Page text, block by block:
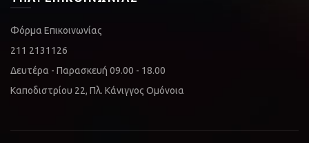
Φόρμα Επικοινωνίας
211 2131126
Δευτέρα - Παρασκευή 09.00 - 18.00
Καποδιστρίου 22, Πλ. Κάνιγγος Ομόνοια